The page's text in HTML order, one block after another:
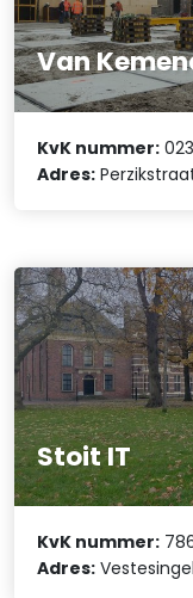
Van
KvK nummer:
Adres:
Stoit IT
KvK nummer:
Adres: